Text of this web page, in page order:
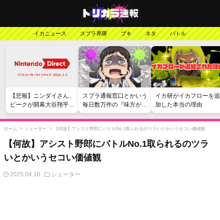
イカニュース スプラ界隈 ブキ ネタ バトル
【悲報】ニンダイさん、
ピークが開幕大谷翔平の
がっかりダイレクトだっ
たと言われてしまう
スプラ通報窓口とかいう
毎日数万件の『味方が弱
い』愚痴を読まされる苦
行
イカ研がイカフローを追
加した本当の理由
ホーム > シューター > 【何故】アシスト野郎にバトルNo.1取られるのツラいとかいうセコい価値観
【何故】アシスト野郎にバトルNo.1取られるのツラ
いとかいうセコい価値観
2025.04.16 シューター